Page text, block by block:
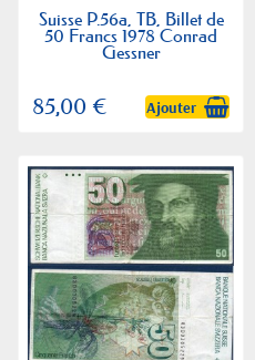
Suisse P.56a, TB, Billet de
50 Francs 1978 Conrad
Gessner
85,00 € Ajouter